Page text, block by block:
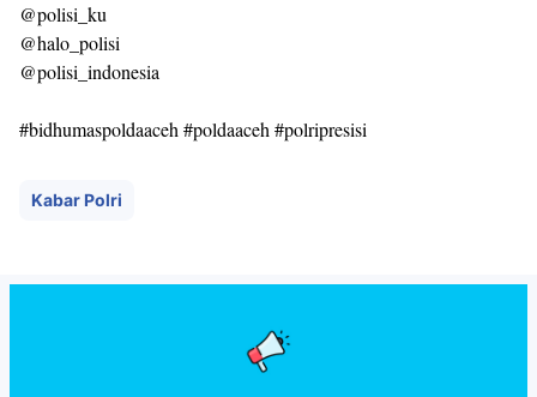
@polisi_ku
@halo_polisi
@polisi_indonesia
#bidhumaspoldaaceh #poldaaceh #polripresisi
Kabar Polri